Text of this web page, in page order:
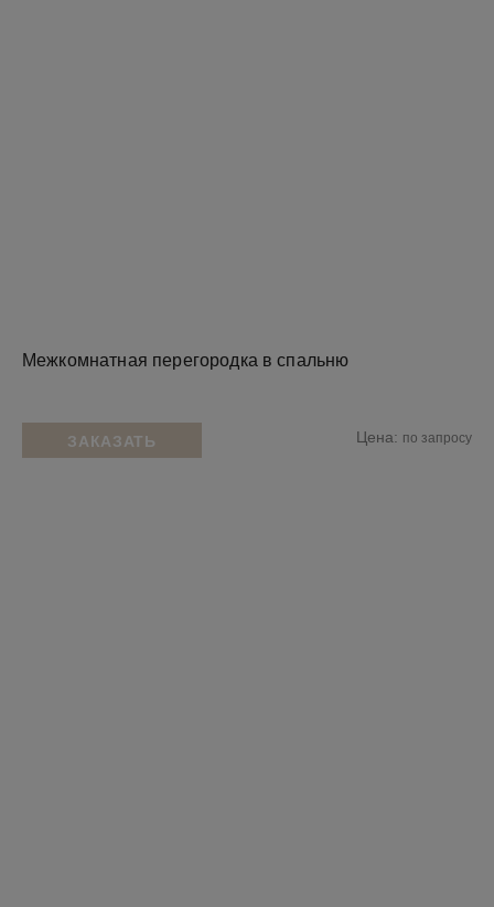
Межкомнатная перегородка в спальню
ЗАКАЗАТЬ Цена: по запросу